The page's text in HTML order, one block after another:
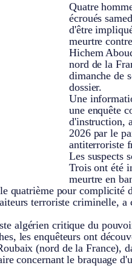
Quatre
écroués
d'être
meurtre
Hichem
nord de la
dimanche de
dossier.
Une
une enquête
d'instruction,
2026 par le
antiterroriste
Les suspects
Trois ont été
meurtre en
quatrième pour complicité
terroriste criminelle, a
algérien critique du
les enquêteurs ont
(nord de la France),
concernant le braquage